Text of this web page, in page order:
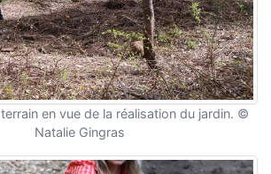
en vue de la réalisation du jardin. ©
Natalie Gingras